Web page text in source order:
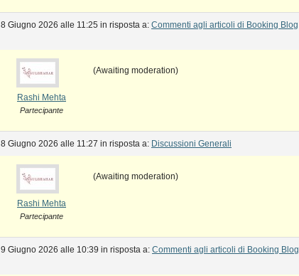
8 Giugno 2026 alle 11:25 in risposta a: Commenti agli articoli di Booking Blog
Rashi Mehta
Partecipante
(Awaiting moderation)
8 Giugno 2026 alle 11:27 in risposta a: Discussioni Generali
Rashi Mehta
Partecipante
(Awaiting moderation)
9 Giugno 2026 alle 10:39 in risposta a: Commenti agli articoli di Booking Blog